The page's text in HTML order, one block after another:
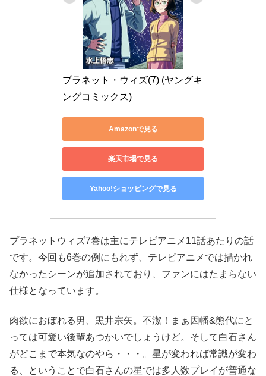
プラネット・ウィズ(7) (ヤングキ
ングコミックス)
Amazonで見る
楽天市場で見る
Yahoo!ショッピングで見る
プラネットウィズ7巻は主にテレビアニメ11話あたりの話
です。今回も6巻の例にもれず、テレビアニメでは描かれ
なかったシーンが追加されており、ファンにはたまらない
仕様となっています。
肉欲におぼれる男、黒井宗矢。不潔！まぁ因幡&熊代にと
っては可愛い後輩あつかいでしょうけど。そして白石さん
がどこまで本気なのやら・・・。星が変われば常識が変わ
る、ということで白石さんの星では多人数プレイが普通な